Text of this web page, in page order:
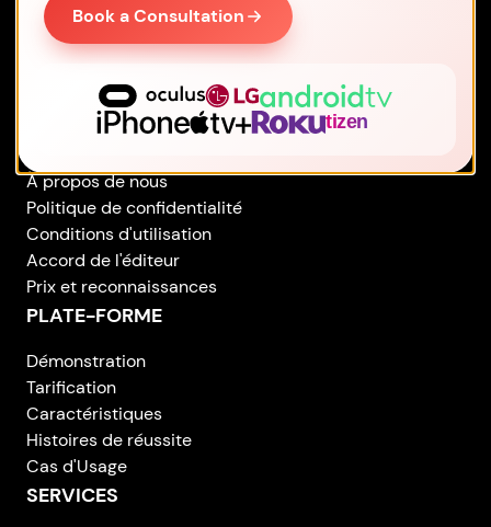
Book a Consultation
Par Email
sales@
Par Téléphone
+44 203 769 2561
ENTREPRISE
À propos de nous
Politique de confidentialité
Conditions d'utilisation
Accord de l'éditeur
Prix et reconnaissances
PLATE-FORME
Démonstration
Tarification
Caractéristiques
Histoires de réussite
Cas d'Usage
SERVICES